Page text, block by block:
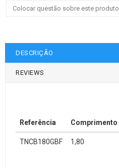
Colocar questão sobre este produto
DESCRIÇÃO
REVIEWS
Referência Comprimento
TNCB180GBF 1,80